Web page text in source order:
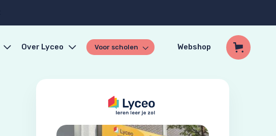
Over Lyceo Voor scholen Webshop